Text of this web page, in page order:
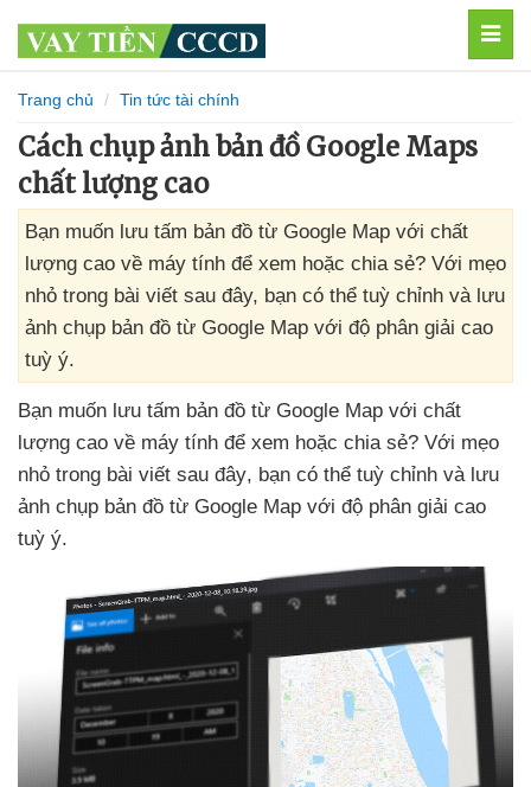
Trang chủ Tin tức tài chính
Cách chụp ảnh bản đồ Google Maps
chất lượng cao
Bạn muốn lưu tấm bản đồ từ Google Map với chất
lượng cao về máy tính để xem hoặc chia sẻ? Với mẹo
nhỏ trong bài viết sau đây, bạn có thể tuỳ chỉnh và lưu
ảnh chụp bản đồ từ Google Map với độ phân giải cao
tuỳ ý.
Bạn muốn lưu tấm bản đồ từ Google Map với chất
lượng cao về máy tính để xem hoặc chia sẻ? Với mẹo
nhỏ trong bài viết sau đây, bạn có thể tuỳ chỉnh và lưu
ảnh chụp bản đồ từ Google Map với độ phân giải cao
tuỳ ý.